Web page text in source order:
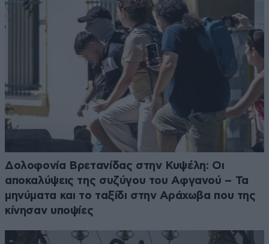
Δολοφονία Βρετανίδας στην Κυψέλη: Οι
αποκαλύψεις της συζύγου του Αφγανού – Τα
μηνύματα και το ταξίδι στην Αράχωβα που της
κίνησαν υποψίες